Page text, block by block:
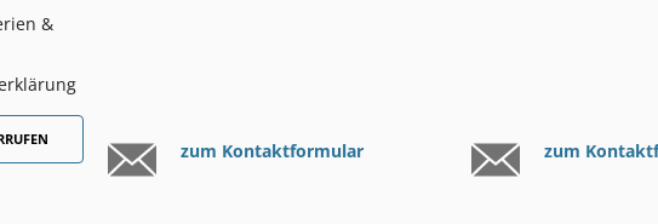
&
zum Kontaktformular zum